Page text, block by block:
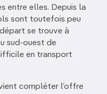
entre elles. Depuis la
sont toutefois peu
se trouve à
sud-ouest de
en transport
compléter l’offre